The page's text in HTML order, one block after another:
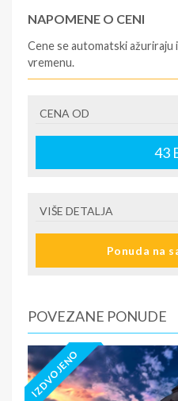
NAPOMENE O CENI
Cene se automatski ažuriraju
vremenu.
- rezervisane i potvrđene
jedinici prema opisu; -
prema opisu; - organizaciju
- boravišne takse na
Preporuka turističke
poseduje navedeno
predviđena doplata na licu
CENA OD
43
VIŠE DETALJA
Ponuda na
POVEZANE PONUDE
IZDVOJENO